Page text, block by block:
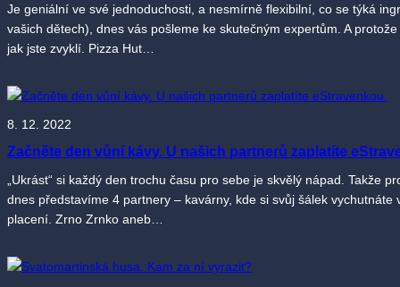
Je geniální ve své jednoduchosti, a nesmírně flexibilní, co se týká
vašich dětech), dnes vás pošleme ke skutečným expertům. A
jak jste zvyklí. Pizza Hut…
8. 12. 2022
Začněte den vůní kávy. U našich partnerů zaplatíte
„Ukrást“ si každý den trochu času pro sebe je skvělý nápad.
dnes představíme 4 partnery – kavárny, kde si svůj šálek
placení. Zrno Zrnko aneb…